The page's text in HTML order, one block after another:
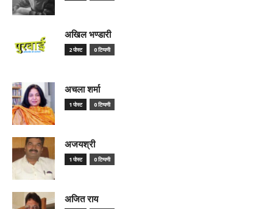
अखिल भण्डारी
2 पोस्ट 0 टिप्पणी
अचला शर्मा
1 पोस्ट 0 टिप्पणी
अजयश्री
1 पोस्ट 0 टिप्पणी
अजित राय